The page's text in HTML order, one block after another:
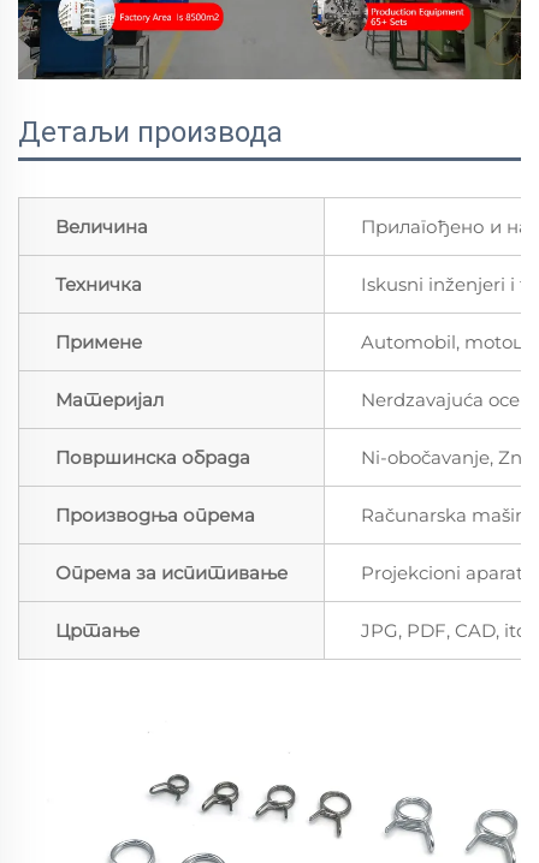
Детаљи производа
Величина Прилагођено и на
Техничка Iskusni inženjeri i
Примене Automobil,
Материјал Nerdzavajuća ocel;
Површинска обрада Ni-obočavanje, Zn-
Производња опрема Računarska
Опрема за испитивање Projekcioni aparat,
Цртање JPG, PDF, CAD, itd